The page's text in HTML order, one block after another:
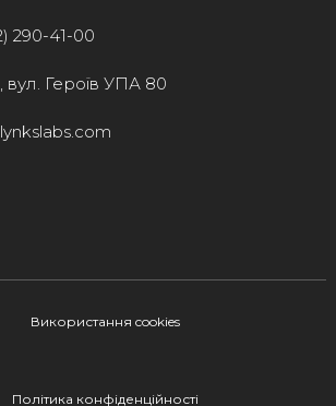
290-41-00
вул. Героїв УПА 80
Використання cookies
Політика конфіденційності